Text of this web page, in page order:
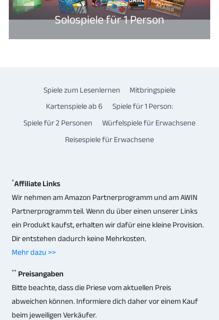
Solospiele für 1 Person
Spiele zum Lesenlernen
Mitbringspiele
Kartenspiele ab 6
Spiele für 1 Person:
Spiele für 2 Personen
Würfelspiele für Erwachsene
Reisespiele für Erwachsene
*Affiliate Links
Wir nehmen am Amazon Partnerprogramm und am AWIN
Partnerprogramm teil. Wenn du über einen unserer Links
ein Produkt kaufst, erhalten wir dafür eine kleine Provision.
Dir entstehen dadurch keine Mehrkosten.
Mehr dazu >>
** Preisangaben
Bitte beachte, dass die Priese vom aktuellen Preis
abweichen können. Informiere dich daher vor einem Kauf
beim jeweiligen Verkäufer.